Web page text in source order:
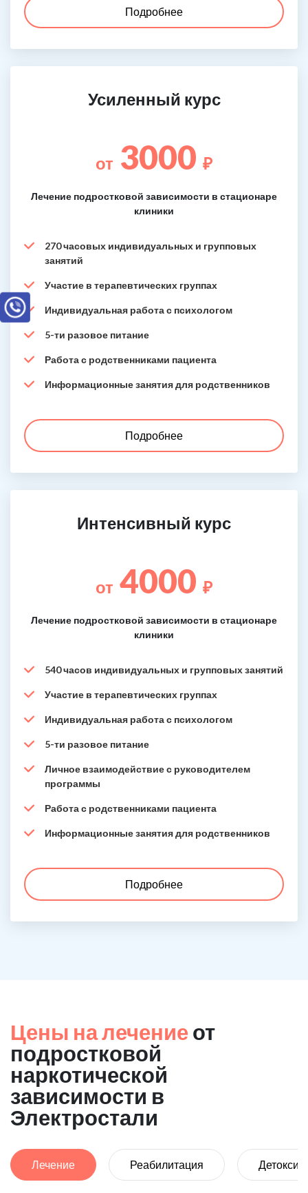
Подробнее
Усиленный курс
от 3000 ₽
Лечение подростковой зависимости в стационаре
клиники
270 часовых индивидуальных и групповых
занятий
Участие в терапевтических группах
Индивидуальная работа с психологом
5-ти разовое питание
Работа с родственниками пациента
Информационные занятия для родственников
Подробнее
Интенсивный курс
от 4000 ₽
Лечение подростковой зависимости в стационаре
клиники
540 часов индивидуальных и групповых занятий
Участие в терапевтических группах
Индивидуальная работа с психологом
5-ти разовое питание
Личное взаимодействие с руководителем
программы
Работа с родственниками пациента
Информационные занятия для родственников
Подробнее
Цены на лечение от
подростковой
наркотической
зависимости в
Электростали
Лечение Реабилитация